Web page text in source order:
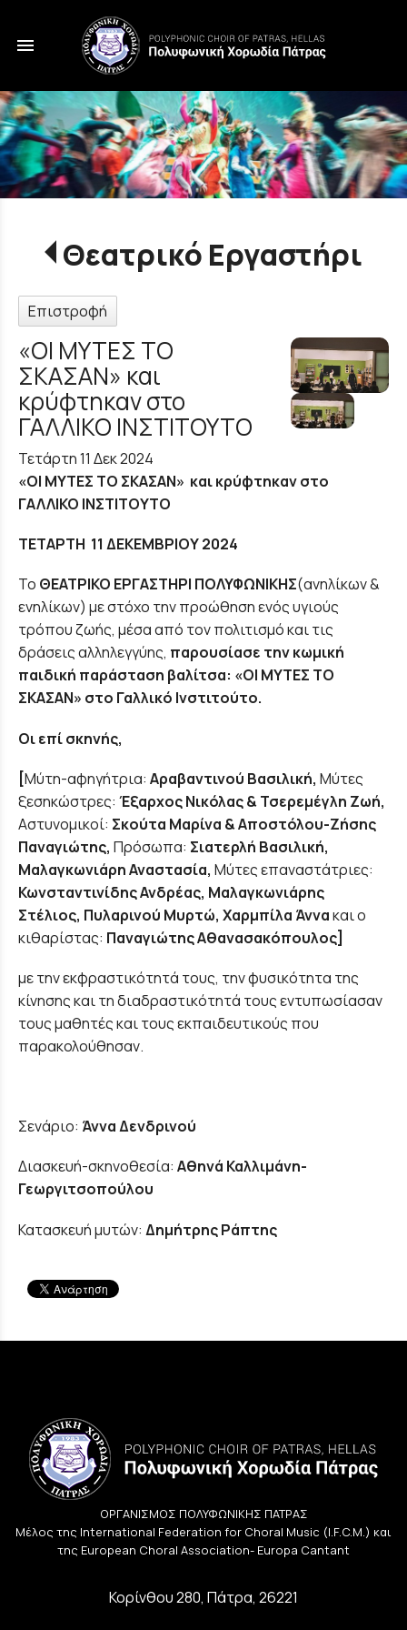
menu
Θεατρικό Εργαστήρι
Επιστροφή
«ΟΙ ΜΥΤΕΣ ΤΟ
ΣΚΑΣΑΝ» και
κρύφτηκαν στο
ΓΑΛΛΙΚΟ ΙΝΣΤΙΤΟΥΤΟ
Τετάρτη 11 Δεκ 2024
«ΟΙ ΜΥΤΕΣ ΤΟ ΣΚΑΣΑΝ» και κρύφτηκαν στο
ΓΑΛΛΙΚΟ ΙΝΣΤΙΤΟΥΤΟ
ΤΕΤΑΡΤΗ 11 ΔΕΚΕΜΒΡΙΟΥ 2024
Το ΘΕΑΤΡΙΚΟ ΕΡΓΑΣΤΗΡΙ ΠΟΛΥΦΩΝΙΚΗΣ(ανηλίκων &
ενηλίκων) με στόχο την προώθηση ενός υγιούς
τρόπου ζωής, μέσα από τον πολιτισμό και τις
δράσεις αλληλεγγύης, παρουσίασε την κωμική
παιδική παράσταση βαλίτσα: «ΟΙ ΜΥΤΕΣ ΤΟ
ΣΚΑΣΑΝ» στο Γαλλικό Ινστιτούτο.
Οι επί σκηνής,
[Μύτη-αφηγήτρια: Αραβαντινού Βασιλική, Μύτες
ξεσηκώστρες: Έξαρχος Νικόλας & Τσερεμέγλη Ζωή,
Αστυνομικοί: Σκούτα Μαρίνα & Αποστόλου-Ζήσης
Παναγιώτης, Πρόσωπα: Σιατερλή Βασιλική,
Μαλαγκωνιάρη Αναστασία, Μύτες επαναστάτριες:
Κωνσταντινίδης Ανδρέας, Μαλαγκωνιάρης
Στέλιος, Πυλαρινού Μυρτώ, Χαρμπίλα Άννακαι ο
κιθαρίστας: Παναγιώτης Αθανασακόπουλος]
με την εκφραστικότητά τους, την φυσικότητα της
κίνησης και τη διαδραστικότητά τους εντυπωσίασαν
τους μαθητές και τους εκπαιδευτικούς που
παρακολούθησαν.
Σενάριο: Άννα Δενδρινού
Διασκευή-σκηνοθεσία: Αθηνά Καλλιμάνη-
Γεωργιτσοπούλου
Κατασκευή μυτών: Δημήτρης Ράπτης
ΟΡΓΑΝΙΣΜΟΣ ΠΟΛΥΦΩΝΙΚΗΣ ΠΑΤΡΑΣ
Μέλος της International Federation for Choral Music (I.F.C.M.) και
της European Choral Association- Europa Cantant
Κορίνθου 280, Πάτρα, 26221